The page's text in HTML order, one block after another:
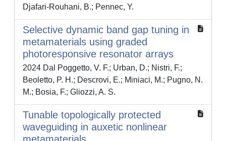
Djafari-Rouhani, B.; Pennec, Y.
Selective dynamic band gap tuning in
metamaterials using graded
photoresponsive resonator arrays
2024 Dal Poggetto, V. F.; Urban, D.; Nistri, F.;
Beoletto, P. H.; Descrovi, E.; Miniaci, M.; Pugno, N.
M.; Bosia, F.; Gliozzi, A. S.
Tunable topologically protected
waveguiding in auxetic nonlinear